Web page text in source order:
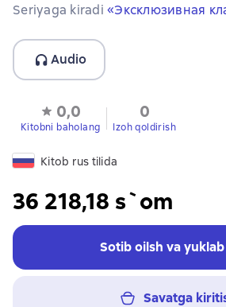
Seriyaga kiradi «Эксклюзивная
Audio
0,0
Kitobni baholang
0
Izoh qoldirish
Kitob rus tilida
36 218,18 s`om
Sotib oilsh va
Savatga